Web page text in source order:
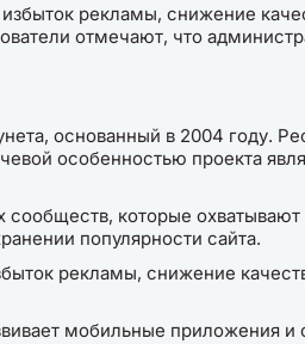
рекламы, снижение
отмечают, что
основанный в 2004 году.
особенностью проекта
сообществ, которые
популярности сайта.
рекламы, снижение
мобильные приложения и